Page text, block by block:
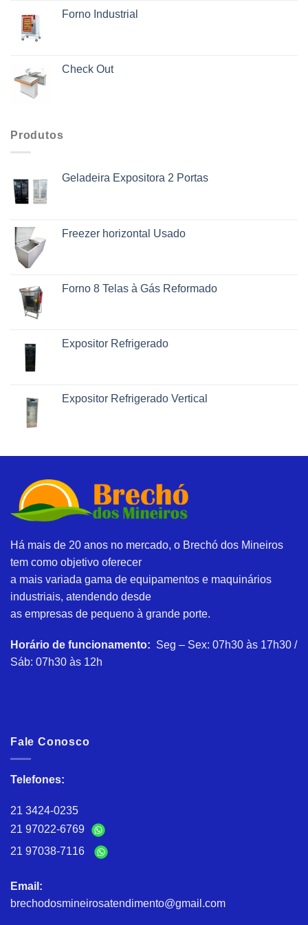
Forno Industrial
Check Out
Produtos
Geladeira Expositora 2 Portas
Freezer horizontal Usado
Forno 8 Telas à Gás Reformado
Expositor Refrigerado
Expositor Refrigerado Vertical
Há mais de 20 anos no mercado, o Brechó dos Mineiros
tem como objetivo oferecer
a mais variada gama de equipamentos e maquinários
industriais, atendendo desde
as empresas de pequeno à grande porte.
Horário de funcionamento: Seg – Sex: 07h30 às 17h30 /
Sáb: 07h30 às 12h
Fale Conosco
Telefones:
21 3424-0235
21 97022-6769
21 97038-7116
Email:
brechodosmineirosatendimento@gmail.com